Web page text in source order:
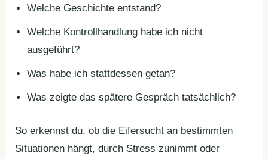
Welche Geschichte entstand?
Welche Kontrollhandlung habe ich nicht
ausgeführt?
Was habe ich stattdessen getan?
Was zeigte das spätere Gespräch tatsächlich?
So erkennst du, ob die Eifersucht an bestimmten
Situationen hängt, durch Stress zunimmt oder